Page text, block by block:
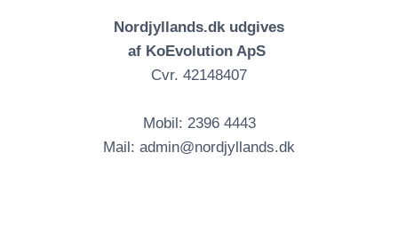
Nordjyllands.dk udgives
af KoEvolution ApS
Cvr. 42148407
Mobil: 2396 4443
Mail: admin@nordjyllands.dk